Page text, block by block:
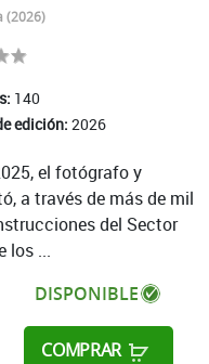
(2026)
140
edición: 2026
DISPONIBLE
COMPRAR
el fotógrafo y
a través de más de mil
del Sector
los ...